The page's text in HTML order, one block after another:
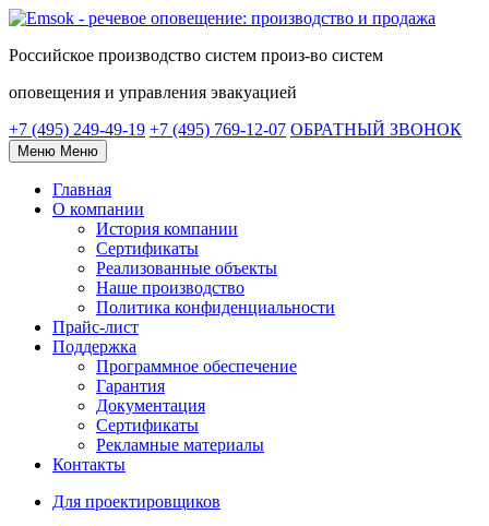
Российское производство систем произ-во систем
оповещения и управления эвакуацией
+7 (495) 249-49-19 +7 (495) 769-12-07 ОБРАТНЫЙ ЗВОНОК
Меню Меню
Главная
О компании
История компании
Сертификаты
Реализованные объекты
Наше производство
Политика конфиденциальности
Прайс-лист
Поддержка
Программное обеспечение
Гарантия
Документация
Сертификаты
Рекламные материалы
Контакты
Для проектировщиков